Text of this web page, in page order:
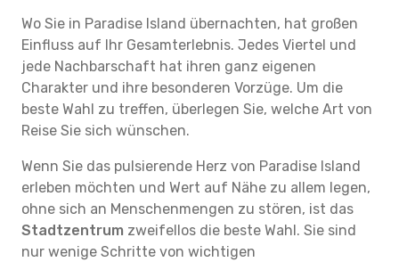
Wo Sie in Paradise Island übernachten, hat großen
Einfluss auf Ihr Gesamterlebnis. Jedes Viertel und
jede Nachbarschaft hat ihren ganz eigenen
Charakter und ihre besonderen Vorzüge. Um die
beste Wahl zu treffen, überlegen Sie, welche Art von
Reise Sie sich wünschen.
Wenn Sie das pulsierende Herz von Paradise Island
erleben möchten und Wert auf Nähe zu allem legen,
ohne sich an Menschenmengen zu stören, ist das
Stadtzentrum zweifellos die beste Wahl. Sie sind
nur wenige Schritte von wichtigen